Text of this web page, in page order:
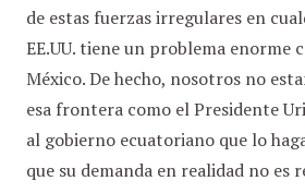
de estas fuerzas irregulares en
EE.UU. tiene un problema enorme
México. De hecho, nosotros no
esa frontera como el Presidente
al gobierno ecuatoriano que lo
que su demanda en realidad no es